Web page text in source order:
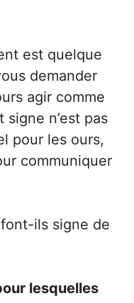
est quelque
demander
agir comme
n’est pas
pour les ours,
communiquer
ils signe de
lesquelles